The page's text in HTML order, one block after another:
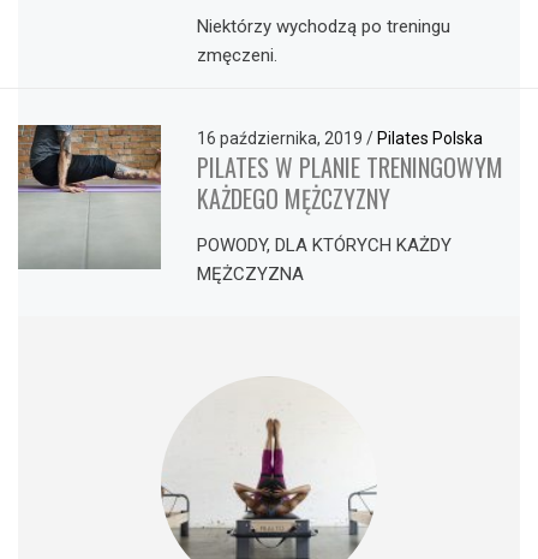
Niektórzy wychodzą po treningu
zmęczeni.
16 października, 2019/ Pilates Polska
PILATES W PLANIE TRENINGOWYM
KAŻDEGO MĘŻCZYZNY
POWODY, DLA KTÓRYCH KAŻDY
MĘŻCZYZNA